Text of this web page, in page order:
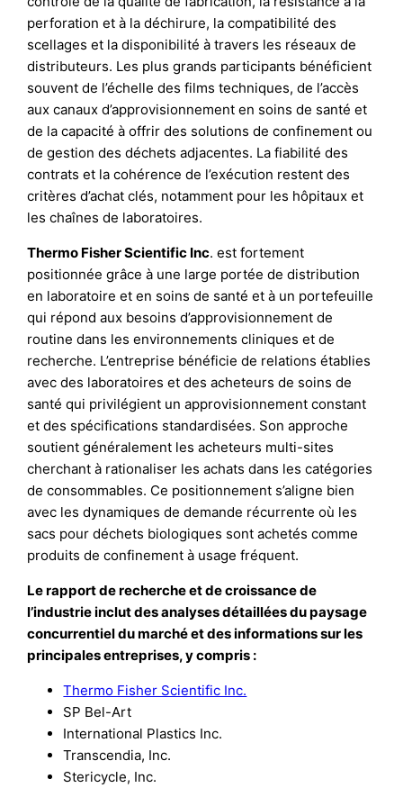
perforation et à la déchirure, la compatibilité des
scellages et la disponibilité à travers les réseaux de
distributeurs. Les plus grands participants bénéficient
souvent de l’échelle des films techniques, de l’accès
aux canaux d’approvisionnement en soins de santé et
de la capacité à offrir des solutions de confinement ou
de gestion des déchets adjacentes. La fiabilité des
contrats et la cohérence de l’exécution restent des
critères d’achat clés, notamment pour les hôpitaux et
les chaînes de laboratoires.
Thermo Fisher Scientific Inc. est fortement
positionnée grâce à une large portée de distribution
en laboratoire et en soins de santé et à un portefeuille
qui répond aux besoins d’approvisionnement de
routine dans les environnements cliniques et de
recherche. L’entreprise bénéficie de relations établies
avec des laboratoires et des acheteurs de soins de
santé qui privilégient un approvisionnement constant
et des spécifications standardisées. Son approche
soutient généralement les acheteurs multi-sites
cherchant à rationaliser les achats dans les catégories
de consommables. Ce positionnement s’aligne bien
avec les dynamiques de demande récurrente où les
sacs pour déchets biologiques sont achetés comme
produits de confinement à usage fréquent.
Le rapport de recherche et de croissance de
l’industrie inclut des analyses détaillées du paysage
concurrentiel du marché et des informations sur les
principales entreprises, y compris :
Thermo Fisher Scientific Inc.
SP Bel-Art
International Plastics Inc.
Transcendia, Inc.
Stericycle, Inc.